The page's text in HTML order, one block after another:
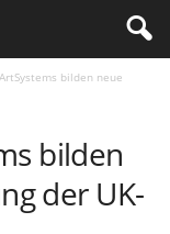
bilden neue
bilden
der UK-